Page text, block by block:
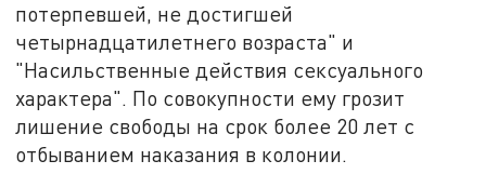
потерпевшей, не достигшей
четырнадцатилетнего возраста" и
"Насильственные действия сексуального
характера". По совокупности ему грозит
лишение свободы на срок более 20 лет с
отбыванием наказания в колонии.